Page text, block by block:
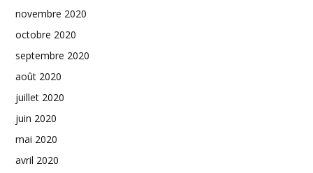
novembre 2020
octobre 2020
septembre 2020
août 2020
juillet 2020
juin 2020
mai 2020
avril 2020